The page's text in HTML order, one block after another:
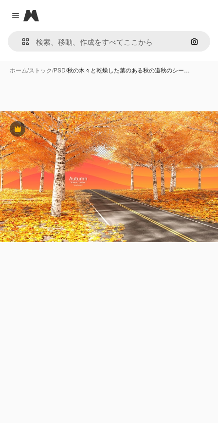
Close menu
Magnific
画像で
ホーム/ストック/PSD/秋の木々と乾燥した葉のある秋の道秋のシー…
Premium